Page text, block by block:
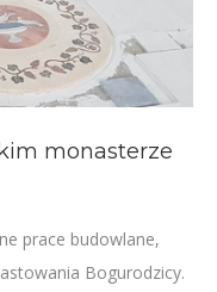
monasterze
prace budowlane,
Bogurodzicy.